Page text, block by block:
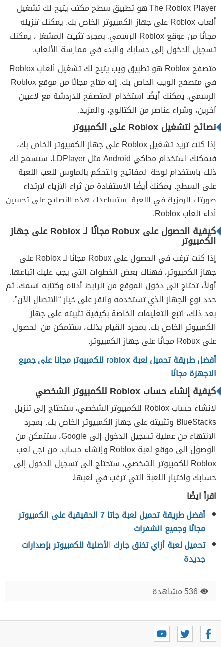
The Roblox Player هو تطبيق سطح مكتب يتيح لك تشغيل
ألعاب Roblox على جهاز الكمبيوتر الخاص بك. يمكنك تنزيله
مجانًا من موقع Roblox الرسمي. بمجرد تثبيت المشغل، يمكنك
تسجيل الدخول إلى حسابك والبدء في ممارسة الألعاب.
متصفح Roblox هو تطبيق ويب يتيح لك تشغيل ألعاب Roblox
في متصفح الويب الخاص بك. إنه متاح مجانًا من موقع Roblox
الرسمي. يمكنك أيضًا استخدام المتصفح للدردشة مع لاعبين
آخرين، وشراء عناصر من الكتالوج، والمزيد.
نصائح لتشغيل Roblox على الكمبيوتر
إذا كنت تريد تشغيل Roblox على جهاز الكمبيوتر الخاص بك،
فيمكنك استخدام محاكي Android مثل LDPlayer. سيسمح لك
ذلك باستخدام لوحة المفاتيح والتحكم بالماوس للعب اللعبة
على السطح. يمكنك أيضًا الاستفادة من ثراء الأزياء لارتداء
صورتك الرمزية في اللعبة. ستساعدك هذه النصائح على تحسين
أداء ألعاب Roblox.
كيفية الحصول على Robux مجانًا لـ Roblox على جهاز
الكمبيوتر
إذا كنت ترغب في الحصول على Robux مجانًا لـ Roblox على
جهاز الكمبيوتر، فهناك بعض الخطوات التي يجب عليك اتباعها.
أولاً، تحتاج إلى دخول الموقع من الرابط أدناه وكتابة اسمك. ثم
حدد نوع الجهاز الذي تستخدمه وانقر على خيار “الاتصال الآن”.
بعد ذلك، اتبع التعليمات الخاصة بكيفية تثبيته على جهاز
الكمبيوتر الخاص بك. بمجرد القيام بذلك، ستتمكن من الحصول
على Robux مجانًا على جهاز الكمبيوتر.
أفضل طريقة تحميل لعبة roblox للكمبيوتر مجانا على جميع
الاجهزة مجانًا
كيفية إنشاء حساب Roblox للكمبيوتر الشخصي
لإنشاء حساب Roblox للكمبيوتر الشخصي، ستحتاج إلى تنزيل
BlueStacks وتثبيته على جهاز الكمبيوتر الخاص بك. بمجرد
الانتهاء من عملية تسجيل الدخول إلى Google، ستتمكن من
الوصول إلى موقع لعبة Roblox وإنشاء حساب. من أجل لعب
Roblox للكمبيوتر الشخصي، ستحتاج إلى تسجيل الدخول إلى
حسابك واختيار اللعبة التي ترغب في لعبها.
اقرأ ايضًا
أفضل طريقة تحميل لعبة جاتا 7 الحقيقية على الكمبيوتر
مجانًا وجميع الشفرات
تحميل لعبة أزاي تخنق جارك الأصلية للكمبيوتر بإصدارات
جديدة
536 مشاهدة